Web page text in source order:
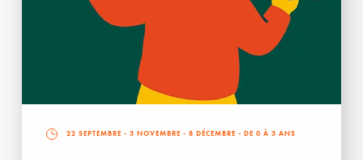
22 SEPTEMBRE - 3 NOVEMBRE - 8 DÉCEMBRE - DE 0 À 3 ANS